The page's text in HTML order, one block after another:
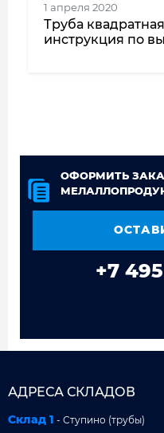
1 апреля 2020
Труба
инструкция по
ОФОРМИТЬ
+7
АДРЕСА СКЛАДОВ
Склад 1 - Ступино (трубы)